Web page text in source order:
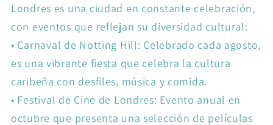
Londres es una ciudad en constante celebración,
con eventos que reflejan su diversidad cultural:
• Carnaval de Notting Hill: Celebrado cada agosto,
es una vibrante fiesta que celebra la cultura
caribeña con desfiles, música y comida.
• Festival de Cine de Londres: Evento anual en
octubre que presenta una selección de películas